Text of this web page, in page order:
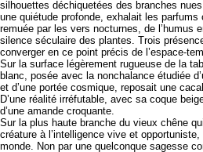
silhouettes déchiquetées des branches
une quiétude profonde, exhalait les parfums
remuée par les vers nocturnes, de l’humus
silence séculaire des plantes. Trois
converger en ce point précis de l’espace-
Sur la surface légèrement rugueuse de la
blanc, posée avec la nonchalance étudiée
et d’une portée cosmique, reposait une
D’une réalité irréfutable, avec sa coque
d’une amande croquante.
Sur la plus haute branche du vieux chêne
créature à l’intelligence vive et
monde. Non par une quelconque sagesse